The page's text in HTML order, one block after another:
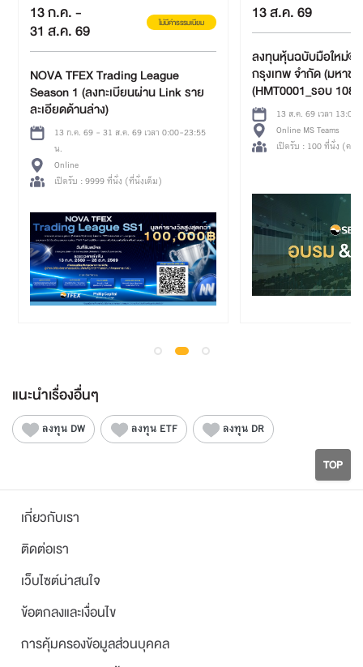
31 มี.ค.
30 พ.ย. 69
โครงการ
31 มี.ค. 69 -
น.
13 ส.ค. 69 ไม่มีค่าธรรมเนียม
ลงทุนหุ้นฉบับมือใหม่@ บริษัท การบิน
กรุงเทพ จำกัด (มหาชน)
(HMT0001_รอบ 1088)
13 ส.ค. 69 เวลา 13:00-16:00 น.
Online MS Teams
แนะนำเรื่องอื่นๆ
ลงทุน DW ลงทุน ETF ลงทุน DR
TOP
เกี่ยวกับเรา
ติดต่อเรา
เว็บไซต์น่าสนใจ
ข้อตกลงและเงื่อนไข
การคุ้มครองข้อมูลส่วนบุคคล